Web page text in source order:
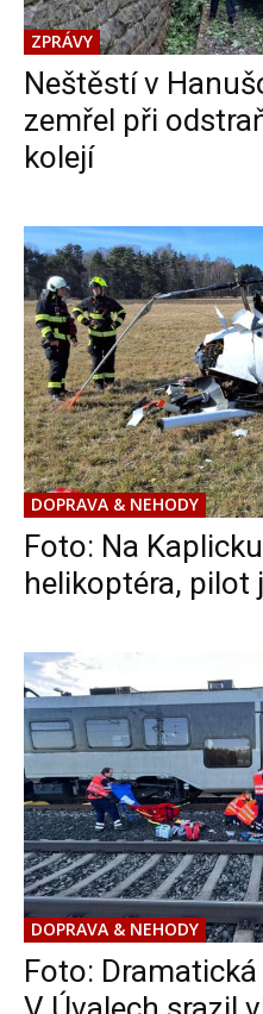
ZPRÁVY
Neštěstí v
zemřel při
kolejí
DOPRAVA & NEHODY
Foto: Na
helikoptéra, pilot
DOPRAVA & NEHODY
Foto: